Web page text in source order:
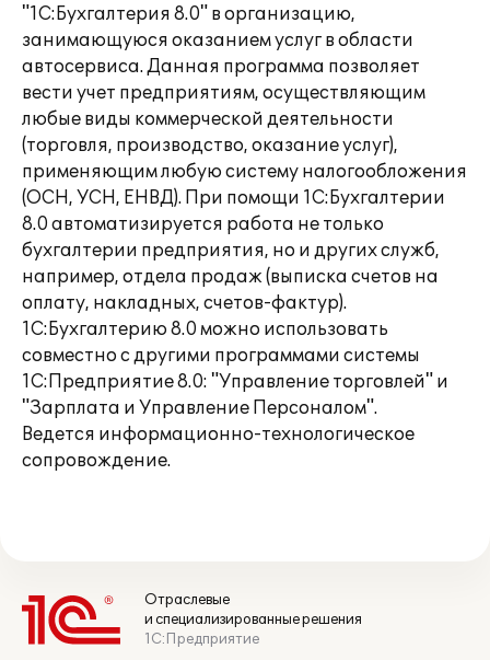
"1С:Бухгалтерия 8.0" в организацию,
занимающуюся оказанием услуг в области
автосервиса. Данная программа позволяет
вести учет предприятиям, осуществляющим
любые виды коммерческой деятельности
(торговля, производство, оказание услуг),
применяющим любую систему налогообложения
(ОСН, УСН, ЕНВД). При помощи 1С:Бухгалтерии
8.0 автоматизируется работа не только
бухгалтерии предприятия, но и других служб,
например, отдела продаж (выписка счетов на
оплату, накладных, счетов-фактур).
1С:Бухгалтерию 8.0 можно использовать
совместно с другими программами системы
1С:Предприятие 8.0: "Управление торговлей" и
"Зарплата и Управление Персоналом".
Ведется информационно-технологическое
сопровождение.
Отраслевые
и специализированные решения
1С:Предприятие